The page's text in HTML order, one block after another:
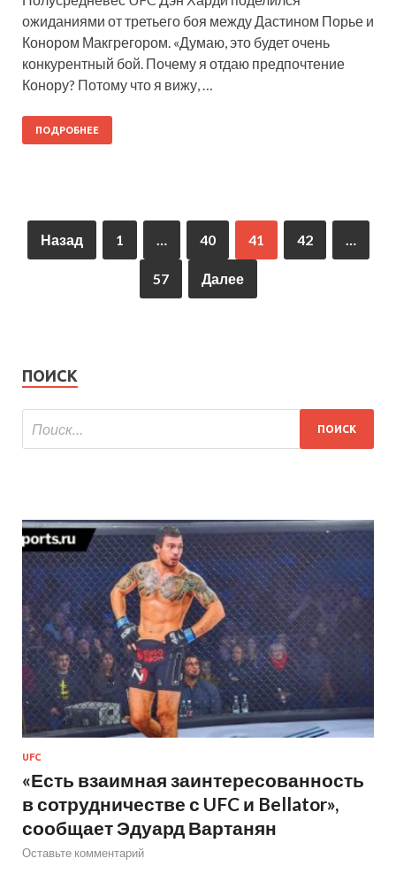
ожиданиями от третьего боя между Дастином Порье и
Конором Макгрегором. «Думаю, это будет очень
конкурентный бой. Почему я отдаю предпочтение
Конору? Потому что я вижу, …
ПОДРОБНЕЕ
Назад 1 … 40 41 42 …
57 Далее
ПОИСК
UFC
«Есть взаимная заинтересованность
в сотрудничестве с UFC и Bellator»,
сообщает Эдуард Вартанян
Оставьте комментарий